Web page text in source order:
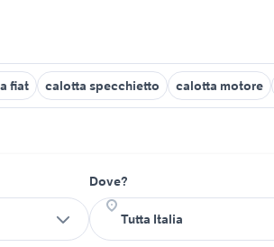
fiat calotta specchietto calotta motore
Dove?